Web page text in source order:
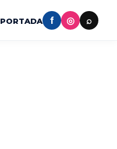
PORTADA f ◎ ⌕